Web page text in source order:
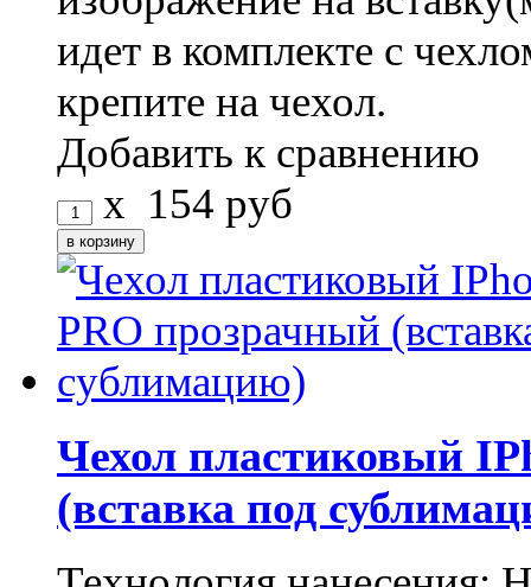
идет в комплекте с
крепите на чехол.
Добавить к сравнению
x 154 руб
Чехол пластиковый
(вставка под